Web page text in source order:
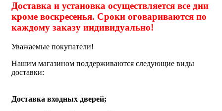
Доставка и установка осуществляется все дни
кроме воскресенья. Сроки оговариваются по
каждому заказу индивидуально!
Уважаемые покупатели!
Нашим магазином поддерживаются следующие виды
доставки:
Доставка входных дверей;